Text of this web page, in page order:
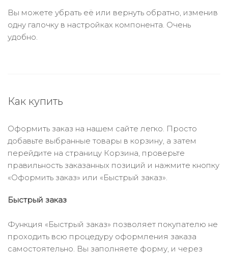
Вы можете убрать её или вернуть обратно, изменив
одну галочку в настройках компонента. Очень
удобно.
Как купить
Оформить заказ на нашем сайте легко. Просто
добавьте выбранные товары в корзину, а затем
перейдите на страницу Корзина, проверьте
правильность заказанных позиций и нажмите кнопку
«Оформить заказ» или «Быстрый заказ».
Быстрый заказ
Функция «Быстрый заказ» позволяет покупателю не
проходить всю процедуру оформления заказа
самостоятельно. Вы заполняете форму, и через